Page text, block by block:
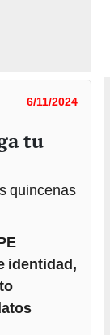
6/11/2024
tu
quincenas
identidad,